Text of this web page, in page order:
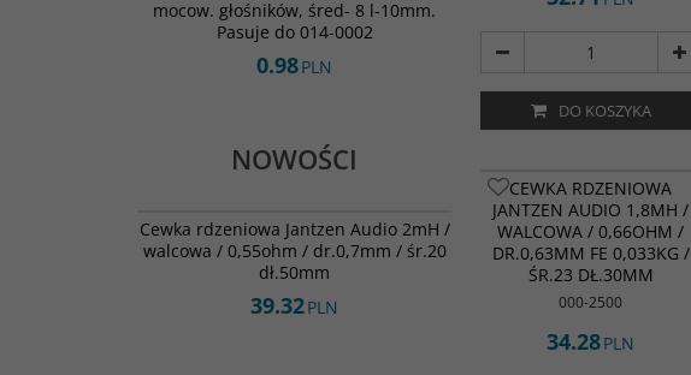
DO KOSZYKA
CEWKA RDZENIOWA
JANTZEN AUDIO 1,8MH /
WALCOWA / 0,66OHM /
DR.0,63MM FE 0,033KG /
ŚR.23 DŁ.30MM
000-2500
34.28PLN
mocow. głośników, śred- 8 l-10mm.
Pasuje do 014-0002
0.98PLN
NOWOŚCI
NOWOŚĆ
Cewka rdzeniowa Jantzen Audio 2mH /
walcowa / 0,55ohm / dr.0,7mm / śr.20
dł.50mm
39.32PLN